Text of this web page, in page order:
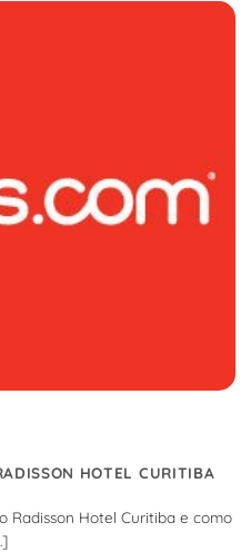
HOTEL CURITIBA
Radisson Hotel Curitiba e como